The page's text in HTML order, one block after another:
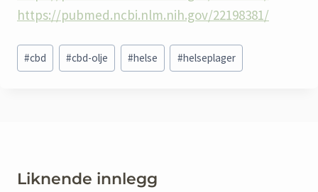
https://pubmed.ncbi.nlm.nih.gov/22198381/
Post
Tags:
#cbd #cbd-olje #helse #helseplager
Liknende innlegg